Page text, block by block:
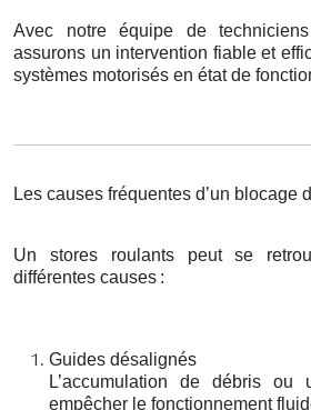
Avec notre équipe de
assurons un intervention fiable et
systèmes motorisés en état de
Les causes fréquentes d’un blocage
Un stores roulants peut se
différentes causes :
Guides désalignés
L’accumulation de débris ou
empêcher le fonctionnement